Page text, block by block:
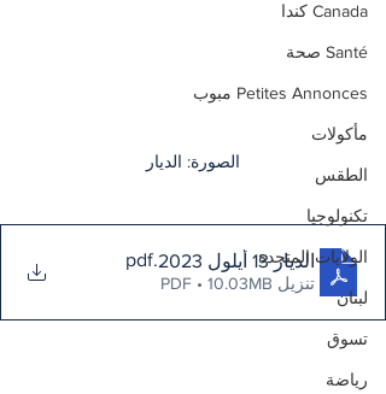
Canada كندا
Santé صحة
Petites Annonces مبوب
مأكولات
الطقس
تكنولوجيا
الولايات المتحدة
لبنان
تسوق
رياضة
الصورة: الديار
الديار 13 أيلول 2023 .pdf
تنزيل PDF • 10.03MB